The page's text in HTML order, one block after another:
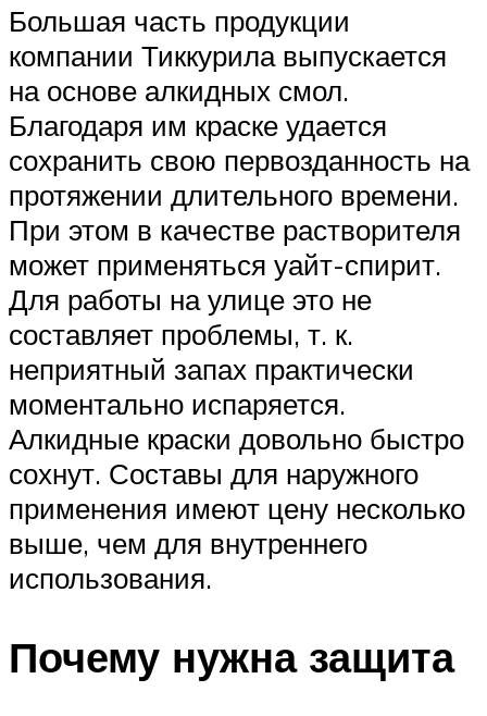
Большая часть продукции
компании Тиккурила выпускается
на основе алкидных смол.
Благодаря им краске удается
сохранить свою первозданность на
протяжении длительного времени.
При этом в качестве растворителя
может применяться уайт-спирит.
Для работы на улице это не
составляет проблемы, т. к.
неприятный запах практически
моментально испаряется.
Алкидные краски довольно быстро
сохнут. Составы для наружного
применения имеют цену несколько
выше, чем для внутреннего
использования.
Почему нужна защита